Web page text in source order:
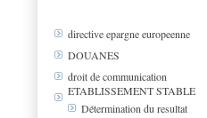
directive epargne europeenne
DOUANES
droit de communication
ETABLISSEMENT STABLE
Détermination du resultat